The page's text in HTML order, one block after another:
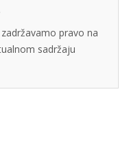
pravo na
sadržaju